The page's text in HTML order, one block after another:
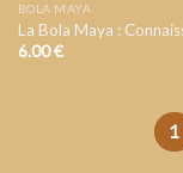
BOLA MAYA
La Bola Maya :
6.00€
1